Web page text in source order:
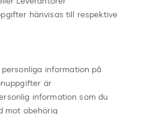
hänvisas till respektive
information på
är
information som du
mot obehörig